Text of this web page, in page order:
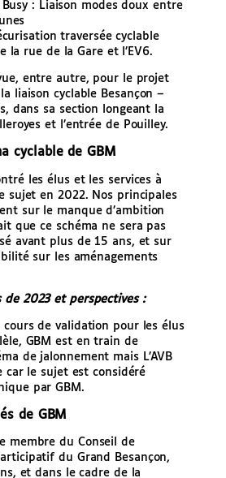
: Liaison modes doux entre
traversée cyclable
la rue de la Gare et l’EV6.
entre autre, pour le projet
liaison cyclable Besançon –
dans sa section longeant la
et l’entrée de Pouilley.
cyclable de GBM
les élus et les services à
sujet en 2022. Nos principales
sur le manque d’ambition
que ce schéma ne sera pas
avant plus de 15 ans, et sur
sur les aménagements
de 2023 et perspectives :
cours de validation pour les élus
GBM est en train de
de jalonnement mais L’AVB
car le sujet est considéré
par GBM.
de GBM
membre du Conseil de
du Grand Besançon,
et dans le cadre de la